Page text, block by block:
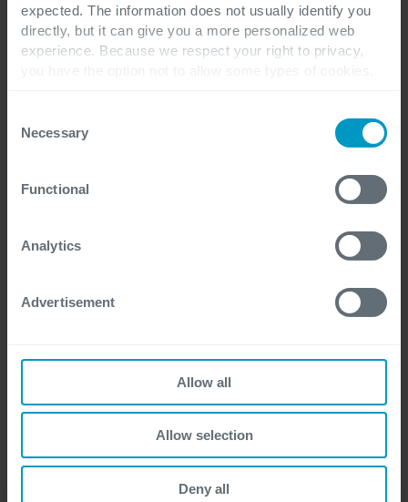
expected. The information does not usually identify you
directly, but it can give you a more personalized web
experience. Because we respect your right to privacy,
you disable certain cookies, you should be aware that
certain website or application elements may be impacted
services we are able to offer.
Selection
Necessary
Functional
Analytics
Advertisement
Allow all
Allow selection
Deny all
Ik heb de privacyverklaring gelezen en
begrijp dat mijn persoonlijke gegevens
worden verwerkt om te reageren op mijn
vraag en/of om contact met mij op te